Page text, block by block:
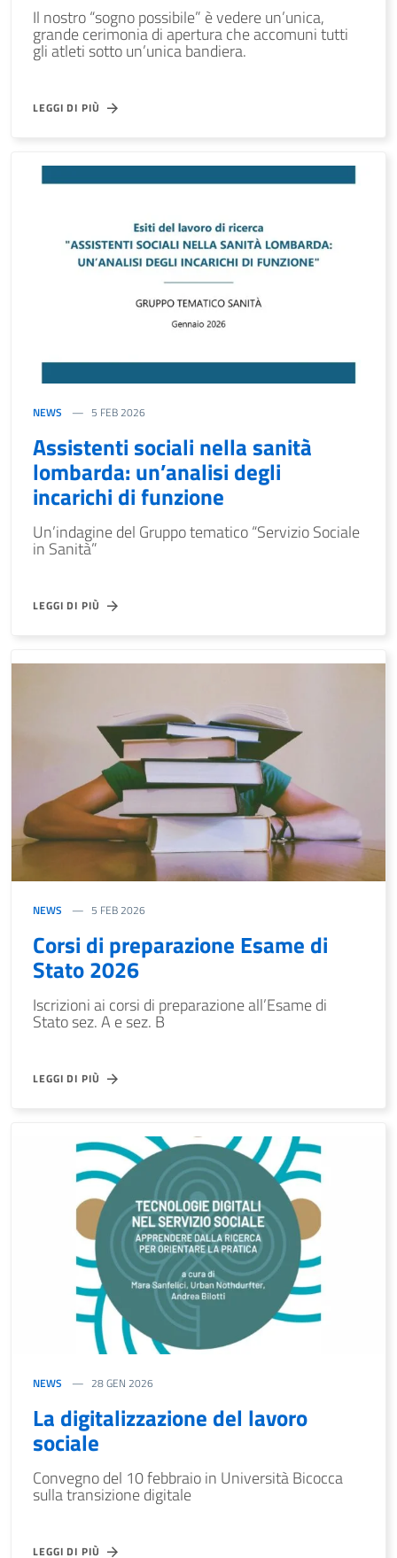
Il nostro “sogno possibile” è vedere un’unica,
grande cerimonia di apertura che accomuni tutti
gli atleti sotto un’unica bandiera.
LEGGI DI PIÙ
NEWS 5 FEB 2026
Assistenti sociali nella sanità
lombarda: un’analisi degli
incarichi di funzione
Un’indagine del Gruppo tematico “Servizio Sociale
in Sanità”
LEGGI DI PIÙ
NEWS 5 FEB 2026
Corsi di preparazione Esame di
Stato 2026
Iscrizioni ai corsi di preparazione all’Esame di
Stato sez. A e sez. B
LEGGI DI PIÙ
NEWS 28 GEN 2026
La digitalizzazione del lavoro
sociale
Convegno del 10 febbraio in Università Bicocca
sulla transizione digitale
LEGGI DI PIÙ